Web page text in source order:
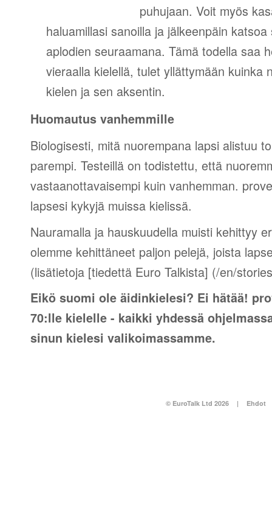
puhujaan. Voit myös
haluamillasi sanoilla ja jälkeenpäin
aplodien seuraamana. Tämä todella saa
vieraalla kielellä, tulet yllättymään kuinka
kielen ja sen aksentin.
Huomautus vanhemmille
Biologisesti, mitä nuorempana lapsi alistuu
parempi. Testeillä on todistettu, että
vastaanottavaisempi kuin vanhemman.
lapsesi kykyjä muissa kielissä.
Nauramalla ja hauskuudella muisti kehittyy
olemme kehittäneet paljon pelejä, joista
(lisätietoja [tiedettä Euro Talkista] (/en/
Eikö suomi ole äidinkielesi? Ei hätää!
70:lle kielelle - kaikki yhdessä
sinun kielesi valikoimassamme.
© EuroTalk Ltd 2026 | Ehdot